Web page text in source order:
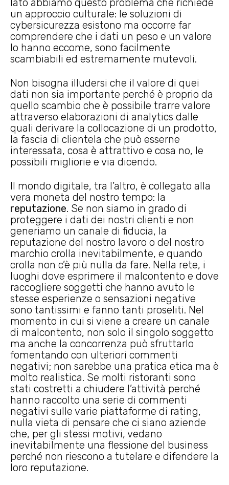
lato abbiamo questo problema che richiede
un approccio culturale: le soluzioni di
cybersicurezza esistono ma occorre far
comprendere che i dati un peso e un valore
lo hanno eccome, sono facilmente
scambiabili ed estremamente mutevoli.
Non bisogna illudersi che il valore di quei
dati non sia importante perché è proprio da
quello scambio che è possibile trarre valore
attraverso elaborazioni di analytics dalle
quali derivare la collocazione di un prodotto,
la fascia di clientela che può esserne
interessata, cosa è attrattivo e cosa no, le
possibili migliorie e via dicendo.
Il mondo digitale, tra l’altro, è collegato alla
vera moneta del nostro tempo: la
reputazione. Se non siamo in grado di
proteggere i dati dei nostri clienti e non
generiamo un canale di fiducia, la
reputazione del nostro lavoro o del nostro
marchio crolla inevitabilmente, e quando
crolla non c’è più nulla da fare. Nella rete, i
luoghi dove esprimere il malcontento e dove
raccogliere soggetti che hanno avuto le
stesse esperienze o sensazioni negative
sono tantissimi e fanno tanti proseliti. Nel
momento in cui si viene a creare un canale
di malcontento, non solo il singolo soggetto
ma anche la concorrenza può sfruttarlo
fomentando con ulteriori commenti
negativi; non sarebbe una pratica etica ma è
molto realistica. Se molti ristoranti sono
stati costretti a chiudere l’attività perché
hanno raccolto una serie di commenti
negativi sulle varie piattaforme di rating,
nulla vieta di pensare che ci siano aziende
che, per gli stessi motivi, vedano
inevitabilmente una flessione del business
perché non riescono a tutelare e difendere la
loro reputazione.